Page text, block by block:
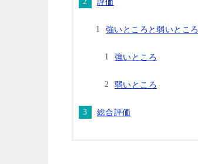
強いところと弱いところ
強いところ
弱いところ
総合評価